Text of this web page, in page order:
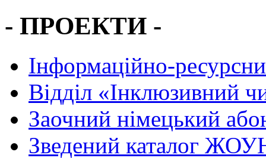
- ПРОЕКТИ -
Інформаційно-
Вiддiл «Інклюзивний
Заочний німецький
Зведений каталог